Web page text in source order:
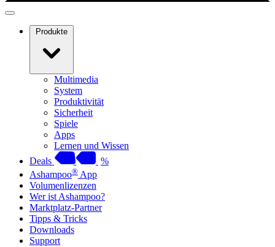
Produkte
Multimedia
System
Produktivität
Sicherheit
Spiele
Apps
Lernen und Wissen
Deals
%
Ashampoo® App
Volumenlizenzen
Wer ist Ashampoo?
Marktplatz-Partner
Tipps & Tricks
Downloads
Support